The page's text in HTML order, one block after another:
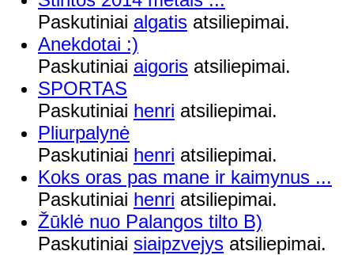
Paskutiniai algatis atsiliepimai.
Anekdotai :)
Paskutiniai aigoris atsiliepimai.
SPORTAS
Paskutiniai henri atsiliepimai.
Pliurpalynė
Paskutiniai henri atsiliepimai.
Koks oras pas mane ir kaimynus ...
Paskutiniai henri atsiliepimai.
Žūklė nuo Palangos tilto B)
Paskutiniai siaipzvejys atsiliepimai.